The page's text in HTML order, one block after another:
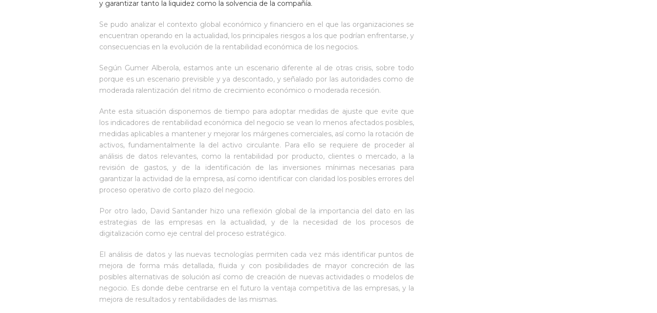
y garantizar tanto la liquidez como la solvencia de la compañía.
Se pudo analizar el contexto global económico y financiero en el que las organizaciones se
encuentran operando en la actualidad, los principales riesgos a los que podrían enfrentarse, y
consecuencias en la evolución de la rentabilidad económica de los negocios.
Según Gumer Alberola, estamos ante un escenario diferente al de otras crisis, sobre todo
porque es un escenario previsible y ya descontado, y señalado por las autoridades como de
moderada ralentización del ritmo de crecimiento económico o moderada recesión.
Ante esta situación disponemos de tiempo para adoptar medidas de ajuste que evite que
los indicadores de rentabilidad económica del negocio se vean lo menos afectados posibles,
medidas aplicables a mantener y mejorar los márgenes comerciales, así como la rotación de
activos, fundamentalmente la del activo circulante. Para ello se requiere de proceder al
análisis de datos relevantes, como la rentabilidad por producto, clientes o mercado, a la
revisión de gastos, y de la identificación de las inversiones mínimas necesarias para
garantizar la actividad de la empresa, así como identificar con claridad los posibles errores del
proceso operativo de corto plazo del negocio.
Por otro lado, David Santander hizo una reflexión global de la importancia del dato en las
estrategias de las empresas en la actualidad, y de la necesidad de los procesos de
digitalización como eje central del proceso estratégico.
El análisis de datos y las nuevas tecnologías permiten cada vez más identificar puntos de
mejora de forma más detallada, fluida y con posibilidades de mayor concreción de las
posibles alternativas de solución así como de creación de nuevas actividades o modelos de
negocio. Es donde debe centrarse en el futuro la ventaja competitiva de las empresas, y la
mejora de resultados y rentabilidades de las mismas.